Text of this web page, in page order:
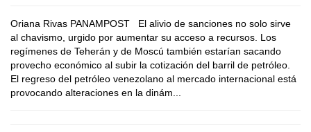
Oriana Rivas PANAMPOST El alivio de sanciones no solo sirve
al chavismo, urgido por aumentar su acceso a recursos. Los
regímenes de Teherán y de Moscú también estarían sacando
provecho económico al subir la cotización del barril de petróleo.
El regreso del petróleo venezolano al mercado internacional está
provocando alteraciones en la dinám...